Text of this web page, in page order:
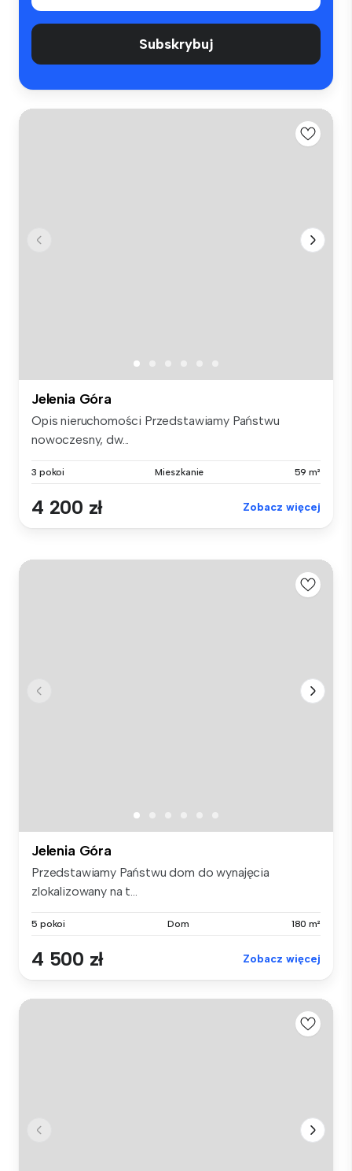
Subskrybuj
Jelenia Góra
Opis nieruchomości Przedstawiamy Państwu
nowoczesny, dw...
3 pokoi Mieszkanie 59 m²
4 200 zł Zobacz więcej
Jelenia Góra
Przedstawiamy Państwu dom do wynajęcia
zlokalizowany na t...
5 pokoi Dom 180 m²
4 500 zł Zobacz więcej